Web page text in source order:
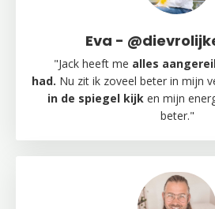
Eva -
"Jack heeft me alles
had. Nu zit ik zoveel beter in mijn
in de spiegel kijk en mijn
beter."